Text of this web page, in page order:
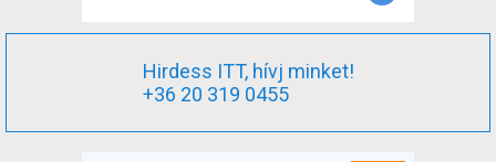
Hirdess ITT, hívj minket!
+36 20 319 0455